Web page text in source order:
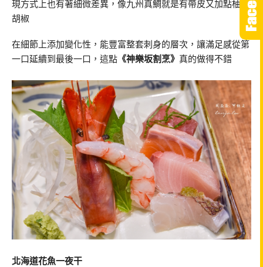
現方式上也有著細微差異，像九州真鯛就是有帶皮又加點柚子
胡椒
在細節上添加變化性，能豐富整套刺身的層次，讓滿足感從第
一口延續到最後一口，這點 《神樂坂割烹》 真的做得不錯
北海道花魚一夜干